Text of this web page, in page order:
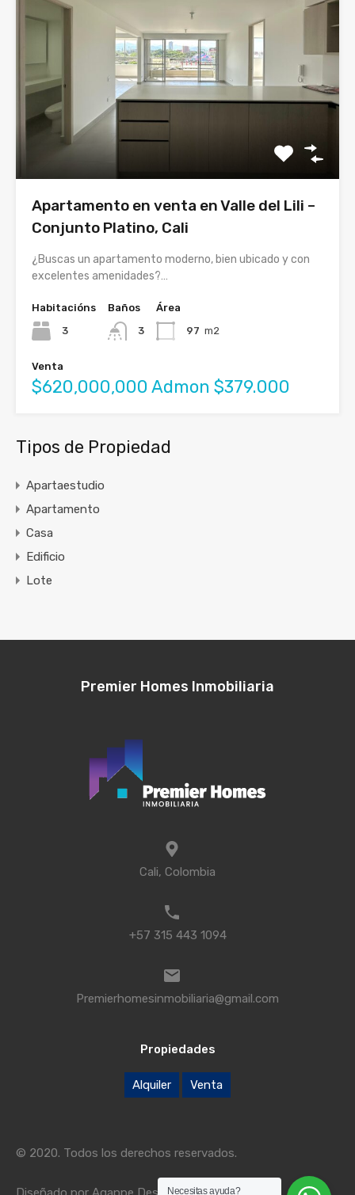
Apartamento en venta en Valle del Lili –
Conjunto Platino, Cali
¿Buscas un apartamento moderno, bien ubicado y con
excelentes amenidades?…
Habitacións
3
Baños
3
Área
97 m2
Venta
$620,000,000 Admon $379.000
Tipos de Propiedad
Apartaestudio
Apartamento
Casa
Edificio
Lote
Premier Homes Inmobiliaria
Cali, Colombia
+57 315 443 1094
Premierhomesinmobiliaria@gmail.com
Propiedades
Alquiler Venta
© 2020. Todos los derechos reservados.
Necesitas ayuda?